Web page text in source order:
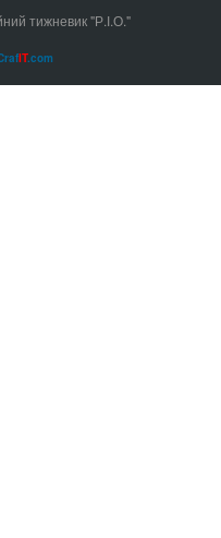
тижневик "Р.І.О."
IT.com